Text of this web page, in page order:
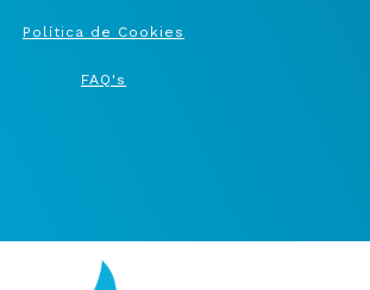
Política de Cookies
FAQ's